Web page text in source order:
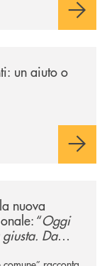
un aiuto o
nuova
“Oggi
Da